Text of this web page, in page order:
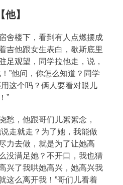
【他】
舍楼下，看到有人点燃摆成
吉他跟女生表白，歇斯底里
足观望，同学拉他走，说，
”他问，你怎么知道？同学
这个吗？俩人要看对眼儿
”
愁，他跟哥们儿絮絮念，
走就走？为了她，我能做
力去做，就是为了让她高
没满足她？不开口，我也猜
兴了我哄她高兴，她高兴我
这么离开我！”哥们儿看着